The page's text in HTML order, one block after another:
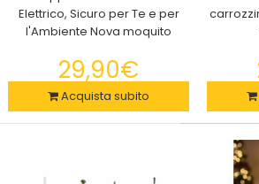
Elettrico, Sicuro per Te e per
l'Ambiente Nova moquito
29,90€
Acquista subito